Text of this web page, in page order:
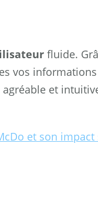
fluide.
vos
et
et son